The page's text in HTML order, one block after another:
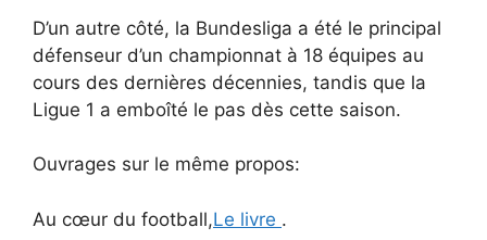
D’un autre côté, la Bundesliga a été le principal
défenseur d’un championnat à 18 équipes au
cours des dernières décennies, tandis que la
Ligue 1 a emboîté le pas dès cette saison.
Ouvrages sur le même propos:
Au cœur du football,Le livre .